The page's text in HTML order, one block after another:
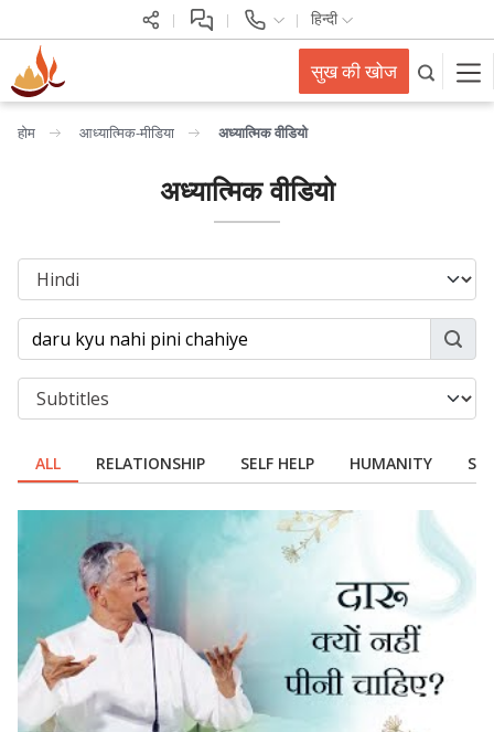
हिन्दी
सुख की खोज
होम आध्यात्मिक-मीडिया अध्यात्मिक वीडियो
अध्यात्मिक वीडियो
ALL RELATIONSHIP SELF HELP HUMANITY